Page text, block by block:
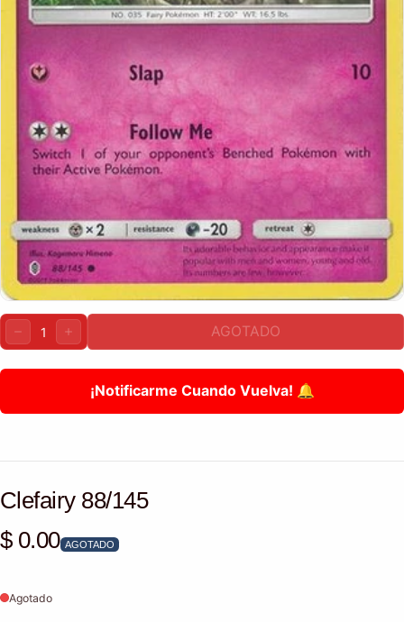
Cantidad:
DISMINUIRAUMENTAR AGOTADO
¡Notificarme Cuando Vuelva! 🔔
Clefairy 88/145
Precio habitual
$ 0.00 AGOTADO
Agotado